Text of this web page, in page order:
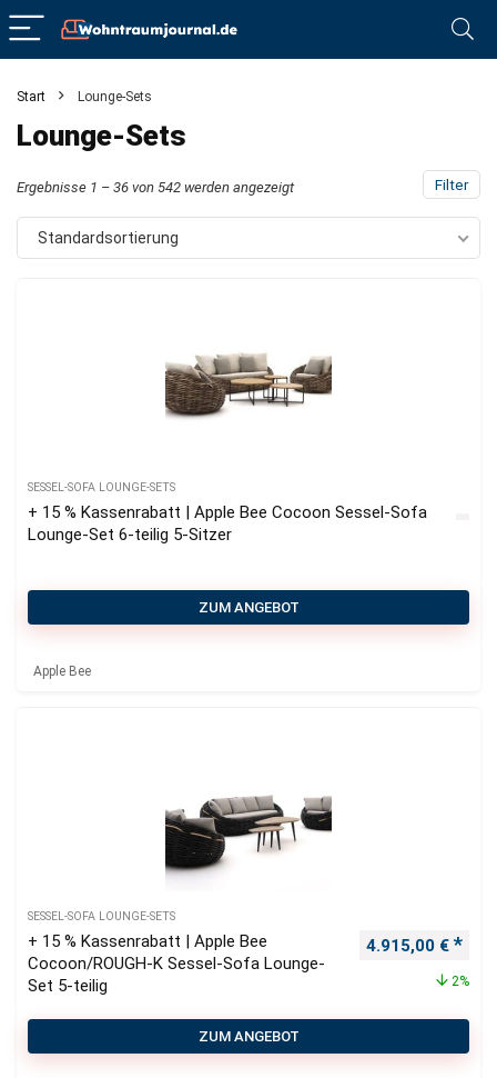
Start Lounge-Sets
Lounge-Sets
Filter
Ergebnisse 1 – 36 von 542 werden angezeigt
Standardsortierung
SESSEL-SOFA LOUNGE-SETS
+ 15 % Kassenrabatt | Apple Bee Cocoon Sessel-Sofa
Lounge-Set 6-teilig 5-Sitzer
ZUM ANGEBOT
Apple Bee
SESSEL-SOFA LOUNGE-SETS
+ 15 % Kassenrabatt | Apple Bee
Cocoon/ROUGH-K Sessel-Sofa Lounge-
Set 5-teilig
Ursprünglicher
4.915,00 €
2%
ZUM ANGEBOT